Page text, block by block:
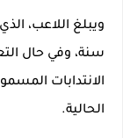
سنة، وفي حال
الحالية.